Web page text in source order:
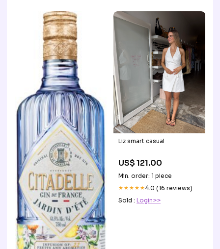
Liz smart casual
US$ 121.00
Min. order: 1 piece
★★★★★4.0 (16 reviews)
Sold : Login>>